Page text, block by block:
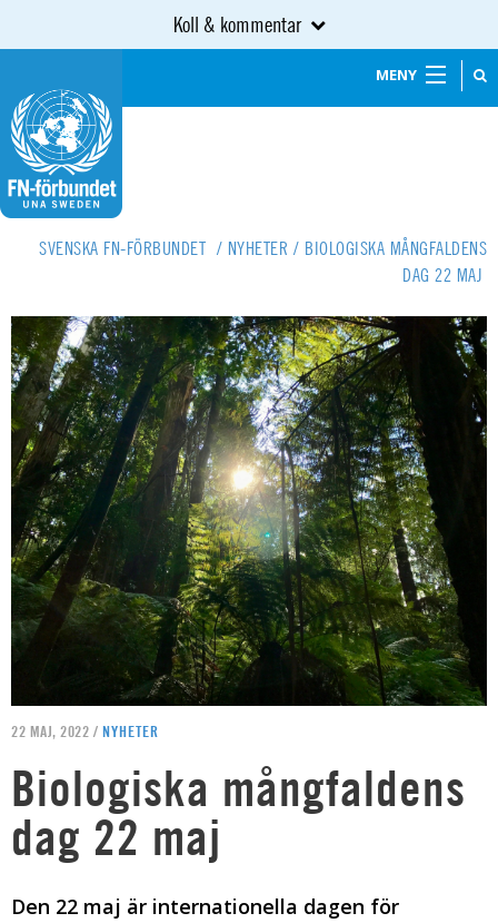
Koll & kommentar
MENY
SVENSKA FN-FÖRBUNDET / NYHETER / BIOLOGISKA MÅNGFALDENS
DAG 22 MAJ
22 MAJ, 2022 / NYHETER
Biologiska mångfaldens
dag 22 maj
Den 22 maj är internationella dagen för